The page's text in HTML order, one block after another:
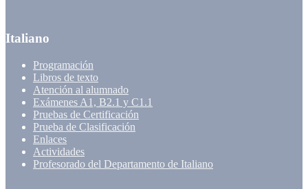
Italiano
Programación
Libros de texto
Atención al alumnado
Exámenes A1, B2.1 y C1.1
Pruebas de Certificación
Prueba de Clasificación
Enlaces
Actividades
Profesorado del Departamento de Italiano